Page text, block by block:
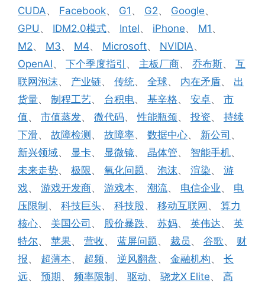
CUDA、 Facebook、 G1 、 G2、 Google、
GPU、 IDM2.0模式、 Intel、 iPhone、 M1 、
M2、 M3、 M4、 Microsoft、 NVIDIA、
OpenAI、 下个季度指引 、 主板厂商、 乔布斯、 互
联网泡沫、 产业链、 传统、 全球、 内在矛盾、 出
货量、 制程工艺、 台积电、 基辛格、 安卓、 市
值、 市值蒸发、 微代码、性能瓶颈、 投资、 持续
下滑、 故障检测 、 故障率、 数据中心、 新公司 、
新兴领域、 显卡、 显微镜、 晶体管、 智能手机、
未来走势、 极限 、 氧化问题、 泡沫、 渲染、 游
戏、 游戏开发商、 游戏本、 潮流、 电信企业、 电
压限制 、 科技巨头、 科技股、 移动互联网 、 算力
核心、 美国公司 、 股价暴跌、 苏妈、 英伟达、 英
特尔、 苹果、 营收、 蓝屏问题、 裁员 、 谷歌、 财
报、 超薄本、 超频、 逆风翻盘、 金融机构、 长
远、 预期、 频率限制 、 驱动、 骁龙X Elite、 高